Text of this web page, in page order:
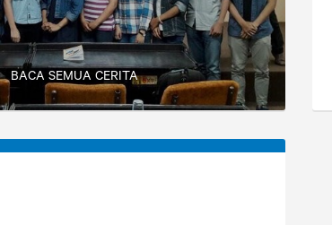
BACA SEMUA CERITA